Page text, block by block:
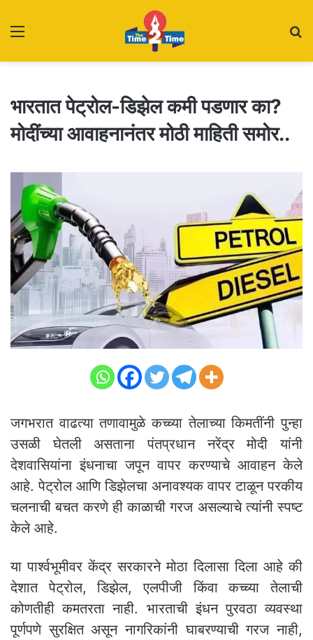
भारतात पेट्रोल-डिझेल कमी पडणार का?
मोदींच्या आवाहनानंतर मोठी माहिती समोर..
जगभरात वाढत्या तणावामुळे कच्च्या तेलाच्या किमतींनी पुन्हा
उसळी घेतली असताना पंतप्रधान नरेंद्र मोदी यांनी
देशवासियांना इंधनाचा जपून वापर करण्याचे आवाहन केले
आहे. पेट्रोल आणि डिझेलचा अनावश्यक वापर टाळून परकीय
चलनाची बचत करणे ही काळाची गरज असल्याचे त्यांनी स्पष्ट
केले आहे.
या पार्श्वभूमीवर केंद्र सरकारने मोठा दिलासा दिला आहे की
देशात पेट्रोल, डिझेल, एलपीजी किंवा कच्च्या तेलाची
कोणतीही कमतरता नाही. भारताची इंधन पुरवठा व्यवस्था
पूर्णपणे सुरक्षित असून नागरिकांनी घाबरण्याची गरज नाही,